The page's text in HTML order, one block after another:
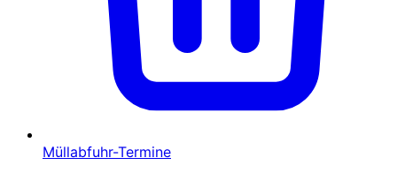
Müllabfuhr-Termine